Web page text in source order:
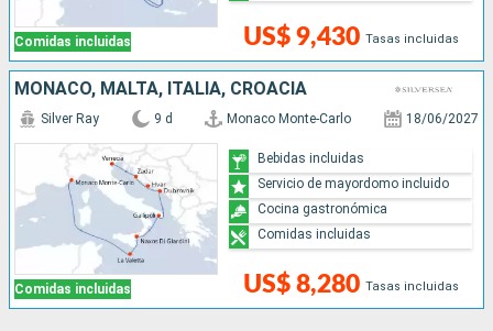
Comidas incluidas US$ 9,430 Tasas incluidas
MONACO, MALTA, ITALIA, CROACIA
Comidas incluidas
Silver Ray 9 d Monaco Monte-Carlo 18/06/2027
US$ 8,280 Tasas incluidas
Bebidas incluidas
Servicio de mayordomo incluido
Cocina gastronómica
Comidas incluidas